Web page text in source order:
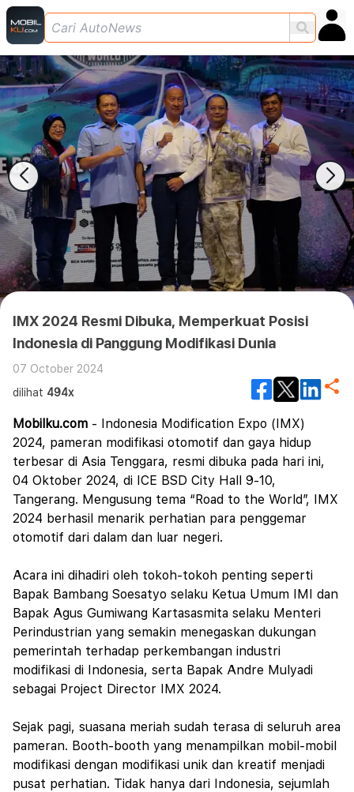
IMX 2024 Resmi Dibuka, Memperkuat Posisi
Indonesia di Panggung Modifikasi Dunia
07 October 2024
dilihat 494x
Mobilku.com - Indonesia Modification Expo (IMX)
2024, pameran modifikasi otomotif dan gaya hidup
terbesar di Asia Tenggara, resmi dibuka pada hari ini,
04 Oktober 2024, di ICE BSD City Hall 9-10,
Tangerang. Mengusung tema “Road to the World”, IMX
2024 berhasil menarik perhatian para penggemar
otomotif dari dalam dan luar negeri.
Acara ini dihadiri oleh tokoh-tokoh penting seperti
Bapak Bambang Soesatyo selaku Ketua Umum IMI dan
Bapak Agus Gumiwang Kartasasmita selaku Menteri
Perindustrian yang semakin menegaskan dukungan
pemerintah terhadap perkembangan industri
modifikasi di Indonesia, serta Bapak Andre Mulyadi
sebagai Project Director IMX 2024.
Sejak pagi, suasana meriah sudah terasa di seluruh area
pameran. Booth-booth yang menampilkan mobil-mobil
modifikasi dengan modifikasi unik dan kreatif menjadi
pusat perhatian. Tidak hanya dari Indonesia, sejumlah